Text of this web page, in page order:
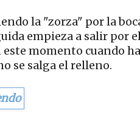
la "zorza" por la
empieza a salir por
este momento cuando
se salga el relleno.